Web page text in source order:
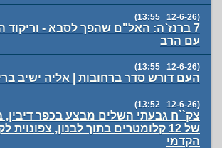
(12-6-26 13:55)
7 ברנז`ה: האל"ם שהפך לסבא - וריקוד
עם הרב
(12-6-26 13:55)
העם דורש סדר ברחובות | אליה ישיב
(12-6-26 13:52)
צק``ח גבעתי השלים מבצע בכפר דיבין,
של 12 קלומטרים בתוך לבנון, צפונוית
הקדמי